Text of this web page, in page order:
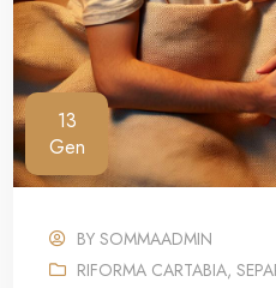
13
Gen
BYSOMMAADMIN
RIFORMA CARTABIA,